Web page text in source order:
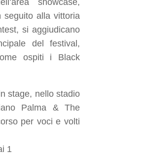
showcase,
seguito alla vittoria
si aggiudicano
del festival,
ospiti i Black
stage, nello stadio
Palma & The
per voci e volti
12 ed
1